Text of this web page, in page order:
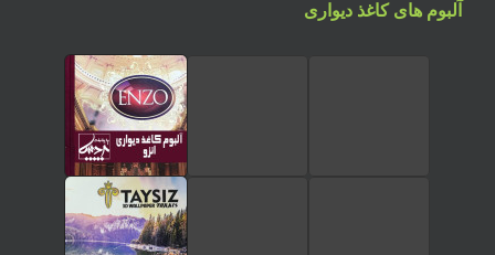
آلبوم های کاغذ دیواری